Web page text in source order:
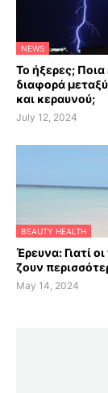
NEWS
Το ήξερες; Ποια
διαφορά
και κεραυνού;
July 12, 2024
BEAUTY HEALTH
Έρευνα: Γιατί
ζουν
May 14, 2024